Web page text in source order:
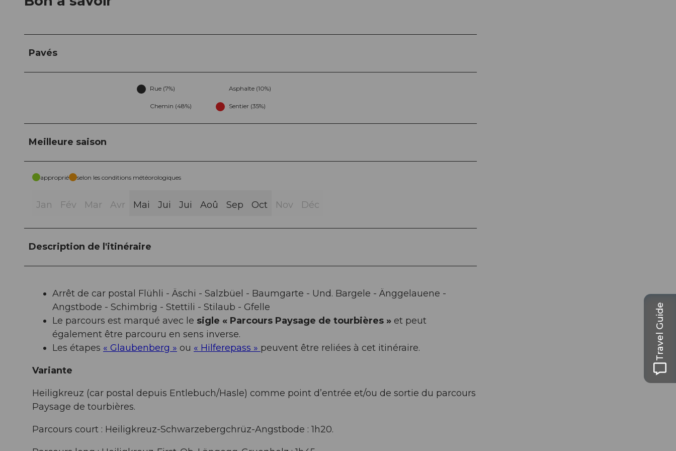
Pavés
Rue (7%) Asphalte (10%)
Chemin (48%) Sentier (35%)
Meilleure saison
approprié selon les conditions météorologiques
Jan Fév Mar Avr Mai Jui Jui Aoû Sep Oct Nov Déc
Description de l'itinéraire
Arrêt de car postal Flühli - Äschi - Salzbüel - Baumgarte - Und. Bargele - Änggelauene -
Angstbode - Schimbrig - Stettili - Stilaub - Gfelle
Le parcours est marqué avec le sigle « Parcours Paysage de tourbières » et peut
également être parcouru en sens inverse.
Les étapes « Glaubenberg » ou « Hilferepass » peuvent être reliées à cet itinéraire.
Variante
Heiligkreuz (car postal depuis Entlebuch/Hasle) comme point d’entrée et/ou de sortie du parcours
Paysage de tourbières.
Parcours court : Heiligkreuz-Schwarzebergchrüz-Angstbode : 1h20.
Travel Guide